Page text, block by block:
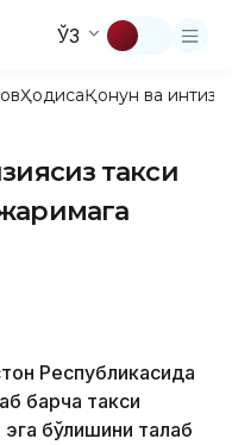
ЎЗ
ҲодисаҚонун ва
такси
Республикасида
барча такси
бўлишини талаб